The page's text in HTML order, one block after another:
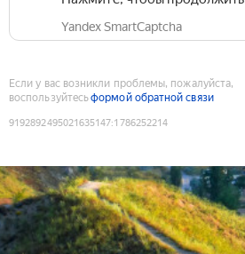
Yandex SmartCaptcha
Если у вас возникли проблемы, пожалуйста,
воспользуйтесьформой обратной связи
9192892495021635147:1786252214